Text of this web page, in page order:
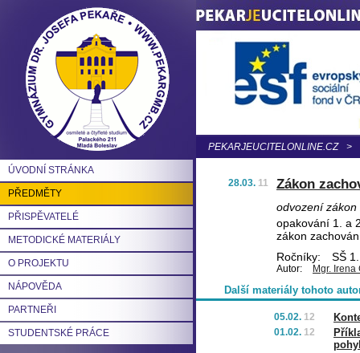
ÚVODNÍ STRÁNKA
PŘEDMĚTY
PŘISPĚVATELÉ
METODICKÉ MATERIÁLY
O PROJEKTU
NÁPOVĚDA
PARTNEŘI
STUDENTSKÉ PRÁCE
PEKARJEUCITELONLINE.CZ >
28.03. 11 Zákon
odvození
opakování 1. a
zákon
Ročníky:
SŠ
Autor: Mgr.
Další materiály tohoto
05.02. 12
01.02. 12